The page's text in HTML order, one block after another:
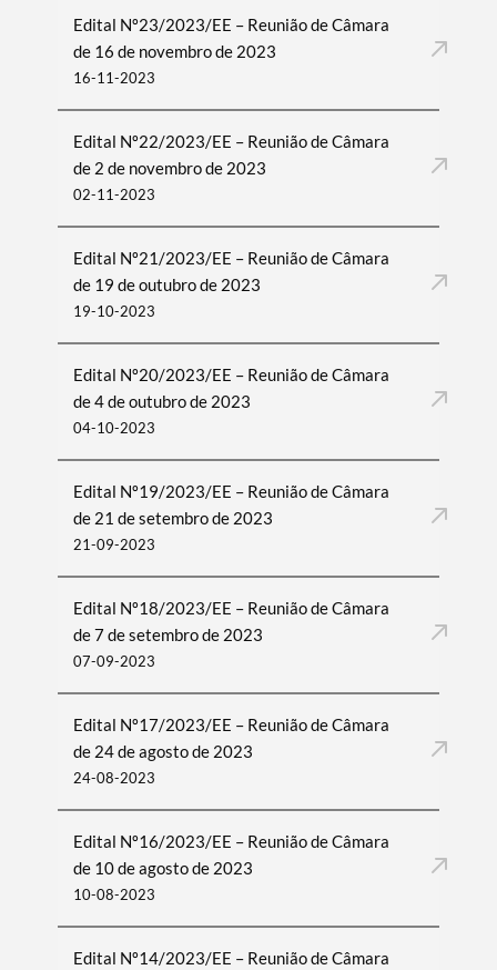
Edital Nº23/2023/EE – Reunião de Câmara
de 16 de novembro de 2023
16-11-2023
Edital Nº22/2023/EE – Reunião de Câmara
de 2 de novembro de 2023
02-11-2023
Edital Nº21/2023/EE – Reunião de Câmara
de 19 de outubro de 2023
19-10-2023
Edital Nº20/2023/EE – Reunião de Câmara
de 4 de outubro de 2023
04-10-2023
Edital Nº19/2023/EE – Reunião de Câmara
de 21 de setembro de 2023
21-09-2023
Edital Nº18/2023/EE – Reunião de Câmara
de 7 de setembro de 2023
07-09-2023
Edital Nº17/2023/EE – Reunião de Câmara
de 24 de agosto de 2023
24-08-2023
Edital Nº16/2023/EE – Reunião de Câmara
de 10 de agosto de 2023
10-08-2023
Edital Nº14/2023/EE – Reunião de Câmara